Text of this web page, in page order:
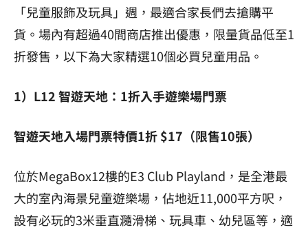
「兒童服飾及玩具」週，最適合家長們去搶購平
貨。場內有超過40間商店推出優惠，限量貨品低至1
折發售，以下為大家精選10個必買兒童用品。
1）L12 智遊天地：1折入手遊樂場門票
智遊天地入場門票特價1折 $17（限售10張）
位於MegaBox12樓的E3 Club Playland，是全港最
大的室內海景兒童遊樂場，佔地近11,000平方呎，
設有必玩的3米垂直瀡滑梯、玩具車、幼兒區等，適